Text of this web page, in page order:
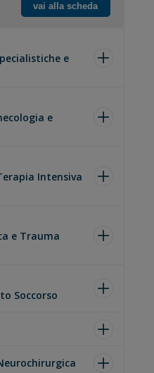
vai alla scheda
e
e
Intensiva
e Trauma
Soccorso